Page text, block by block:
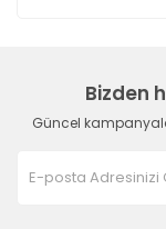
Bizden
Güncel